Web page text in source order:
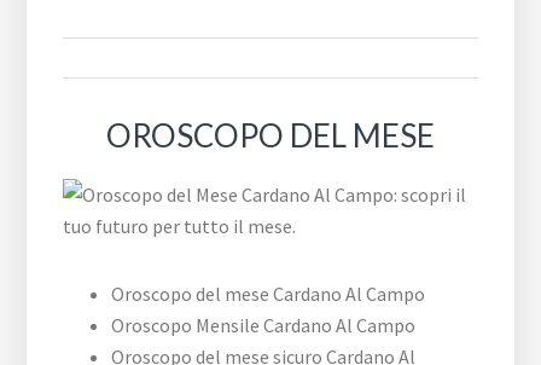
OROSCOPO DEL MESE
Oroscopo del mese Cardano Al Campo
Oroscopo Mensile Cardano Al Campo
Oroscopo del mese sicuro Cardano Al